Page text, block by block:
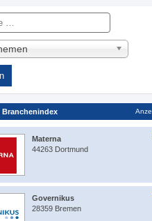
Branchenindex
Materna
44263 Dortmund
Governikus
28359 Bremen